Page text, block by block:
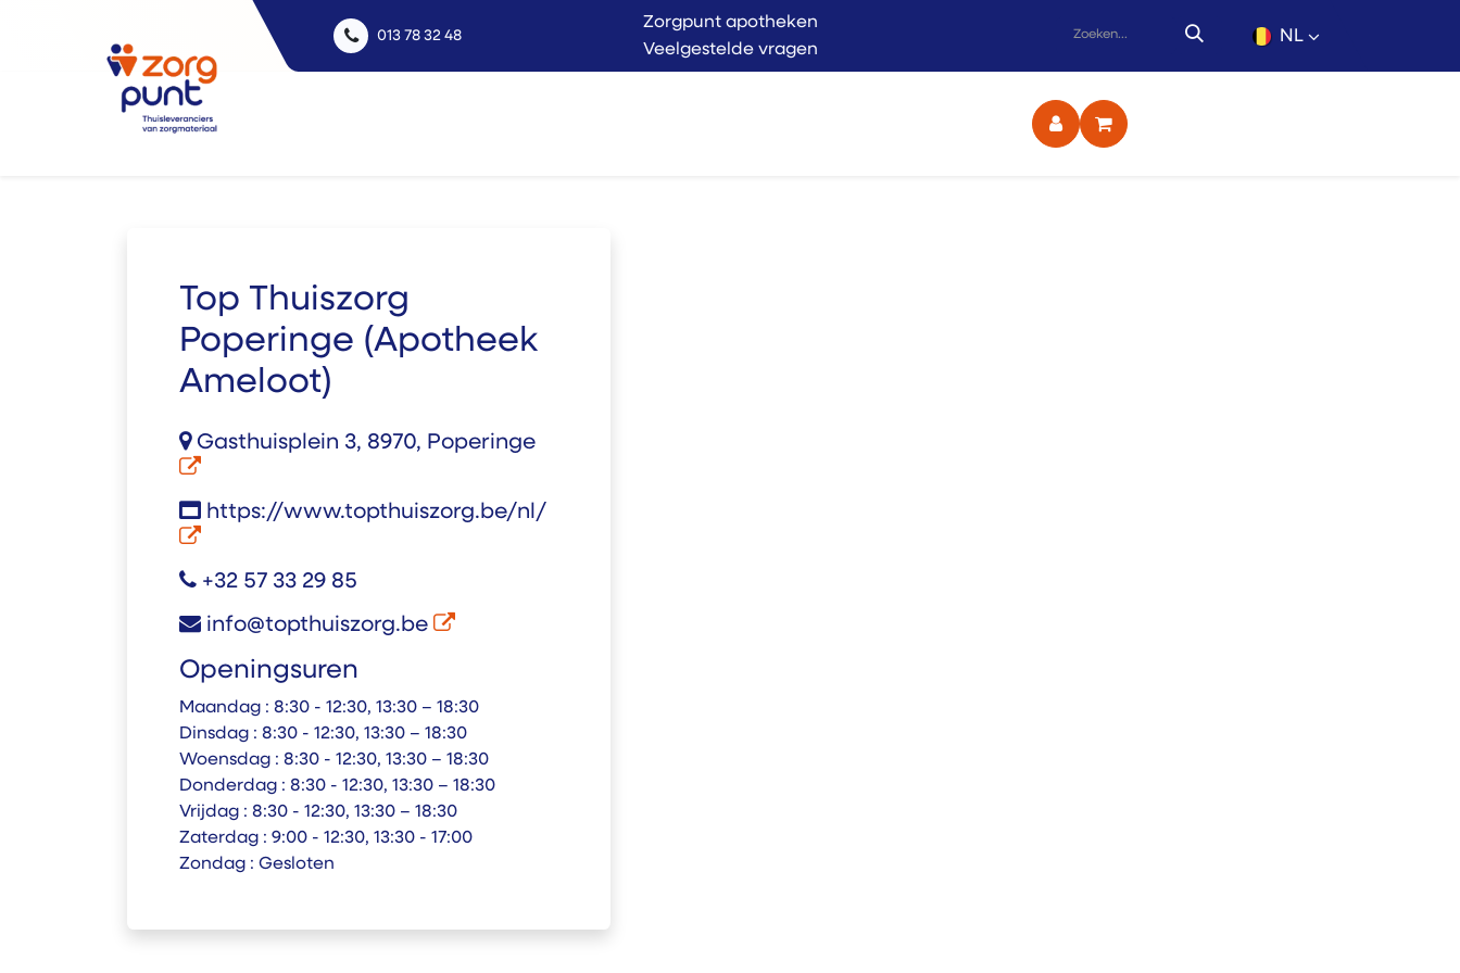
013 78 32 48
Zorgpunt apotheken
Veelgestelde vragen
NL
Top Thuiszorg
Poperinge (Apotheek
Ameloot)
Gasthuisplein 3, 8970, Poperinge
https://www.topthuiszorg.be/nl/
+32 57 33 29 85
info@topthuiszorg.be
Openingsuren
Maandag : 8:30 - 12:30, 13:30 – 18:30
Dinsdag : 8:30 - 12:30, 13:30 – 18:30
Woensdag : 8:30 - 12:30, 13:30 – 18:30
Donderdag : 8:30 - 12:30, 13:30 – 18:30
Vrijdag : 8:30 - 12:30, 13:30 – 18:30
Zaterdag : 9:00 - 12:30, 13:30 - 17:00
Zondag : Gesloten